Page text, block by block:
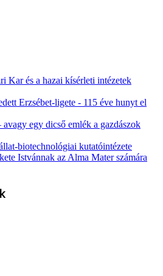
Kar és a hazai kísérleti intézetek
Erzsébet-ligete - 115 éve hunyt el
egy dicső emlék a gazdászok
biotechnológiai kutatóintézete
Istvánnak az Alma Mater számára